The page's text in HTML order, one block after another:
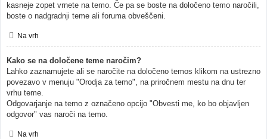
kasneje zopet vrnete na temo. Če pa se boste na določeno temo naročili,
boste o nadgradnji teme ali foruma obveščeni.
Na vrh
Kako se na določene teme naročim?
Lahko zaznamujete ali se naročite na določeno temos klikom na ustrezno
povezavo v menuju "Orodja za temo", na priročnem mestu na dnu ter
vrhu teme.
Odgovarjanje na temo z označeno opcijo "Obvesti me, ko bo objavljen
odgovor" vas naroči na temo.
Na vrh